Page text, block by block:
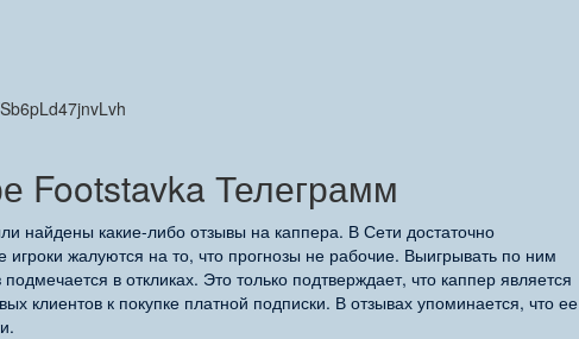
Footstavka Телеграмм
найдены какие-либо отзывы на каппера. В Сети достаточно
жалуются на то, что прогнозы не рабочие. Выигрывать по ним
в откликах. Это только подтверждает, что каппер является
клиентов к покупке платной подписки. В отзывах упоминается, что ее